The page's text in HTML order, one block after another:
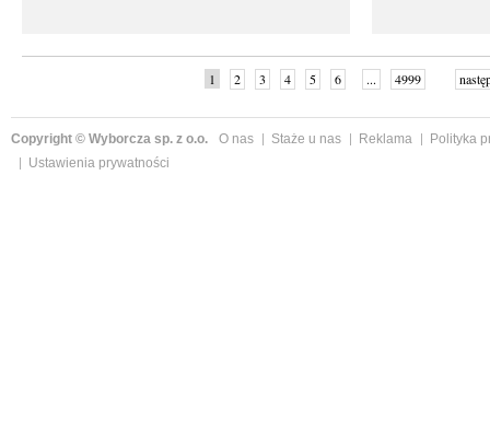
1 2 3 4 5 6 ... 4999
Copyright © Wyborcza sp. z o.o. O nas Staże u nas Reklama
Polityka
Ustawienia prywatności